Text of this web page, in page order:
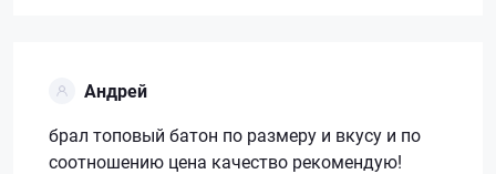
Андрей
брал топовый батон по размеру и вкусу и по
соотношению цена качество рекомендую!